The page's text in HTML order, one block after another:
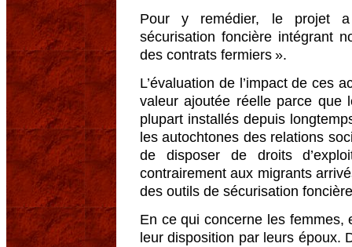
Pour y remédier, le projet a
sécurisation foncière intégrant
des contrats fermiers ».
L’évaluation de l’impact de ces
valeur ajoutée réelle parce que
plupart installés depuis
les autochtones des relations
de disposer de droits
contrairement aux migrants
des outils de sécurisation
En ce qui concerne les femmes,
leur disposition par leurs époux.